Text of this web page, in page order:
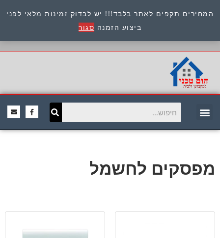
המחירים תקפים לאתר בלבד!!! יש לבדוק זמינות מלאי לפני
ביצוע הזמנה סגור
כתובת : היוזמים 9 אור יהודה שירות לקוחות 054-
8945722
מפסקים לחשמל